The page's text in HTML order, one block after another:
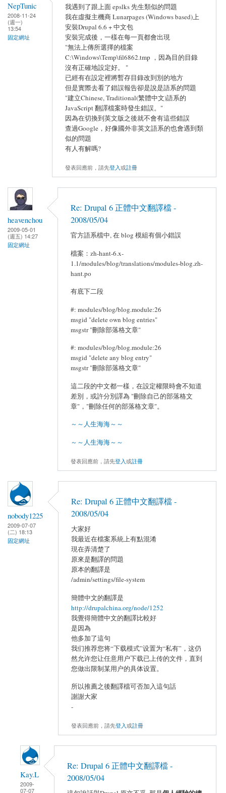
NepTunic
2008-11-24
(週一)
13:54
固定網址
我遇到了跟上面 epslks 先生類似的問題
我在虛擬主機商 Lunarpages (Windows based)上
安裝Drupal 6.6 + 中文包
安裝完成後，一樣在每一頁都會出現
"無法上傳所選擇的檔案
C:\Windows\Temp\fil6862.tmp ，因為目的目錄
沒有正確地設定好。 "
已經有在設定裡將暫存目錄改到別的地方
但是實際去看了錯誤報告卻是說是語系的問題
"建立Chinese, Traditional(繁體中文)語系的
JavaScript 翻譯檔案時發生錯誤。"
因為在切換到英文版之後就不會有這些錯誤
查過Google，好像國外非英文語系的也會遇到類
似的問題
有人有解嗎?
發表回應前，請先登入或註冊
heavenchou
2009-05-01
(週五) 14:27
固定網址
Re: Drupal 6 正體中文翻譯檔 -
2008/05/04
官方語系檔中, 在 blog 模組有個小錯誤
檔案：zh-hant-6.x-
1.1/modules/blog/translations/modules-blog.zh-
hant.po
有底下二段
#: modules/blog/blog.module:26
msgid "delete own blog entries"
msgstr "刪除部落格文章"
#: modules/blog/blog.module:26
msgid "delete any blog entry"
msgstr "刪除部落格文章"
這二段的中文都一樣，在設定權限時會不知道
差別，或許分別譯為 "刪除自己的部落格文
章"，"刪除任何的部落格文章"。
～～人生海海～～
～～人生海海～～
發表回應前，請先登入或註冊
nobody1225
2009-07-07
(二) 18:13
固定網址
Re: Drupal 6 正體中文翻譯檔 -
2008/05/04
大家好
我最近在檔案系統上有點混淆
現在弄清楚了
原來是翻譯的問題
原本的翻譯是
/admin/settings/file-system
簡體中文的翻譯是
http://drupalchina.org/node/1252
我覺得簡體中文的翻譯比較好
是因為
他多加了這句
我们推荐您将“下载模式”设置为“私有”，这仍
然允许您让任意用户下载已上传的文件，直到
您做出限制某用户的具体设置。
所以推薦之後翻譯檔可否加入這句話
謝謝大家
-
發表回應前，請先登入或註冊
Kay.L
2009-
07-07
Re: Drupal 6 正體中文翻譯檔 -
2008/05/04